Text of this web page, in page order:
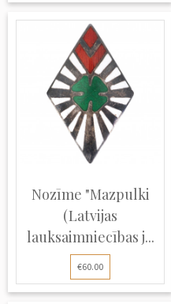
Nozīme "Mazpulki
(Latvijas
lauksaimniecības j...
€60.00